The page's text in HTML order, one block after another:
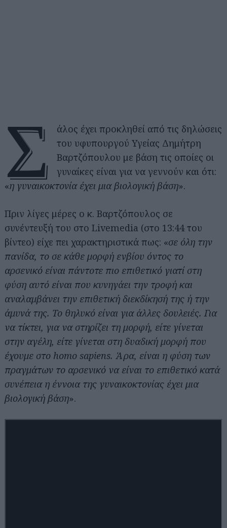
Σ
άλος έχει προκληθεί από τις δηλώσεις
του υφυπουργού Υγείας Δημήτρη
Βαρτζόπουλου με βάση τις οποίες οι
γυναίκες είναι για να γεννούν και ότι:
«η γυναικοκτονία έχει μια βιολογική βάση».
Πριν λίγες μέρες ο κ. Βαρτζόπουλος σε
συνέντευξή του στο Livemedia (στο 13:44 του
βίντεο) είχε πει χαρακτηριστικά πως: «σε όλη την
πανίδα, το σε κάθε μορφή ενβίου όντος το
αρσενικό είναι πάντοτε πιο επιθετικό γιατί στη
φύση αυτό είναι που κυνηγάει την τροφή και
αναλαμβάνει την επιθετική διεκδίκησή της ή την
άμυνά της. Το θηλυκό είναι για άλλες δουλειές. Για
να τίκτει, για να στηρίζει τη μορφή, είτε γίνεται
στην αγέλη, είτε γίνεται στη δυαδική μορφή που
έχουμε στο homo sapiens. Άρα, είναι η φύση των
πραγμάτων το αρσενικό να είναι το επιθετικό κατά
συνέπεια η έννοια της γυναικοκτονίας έχει μια
βιολογική βάση».